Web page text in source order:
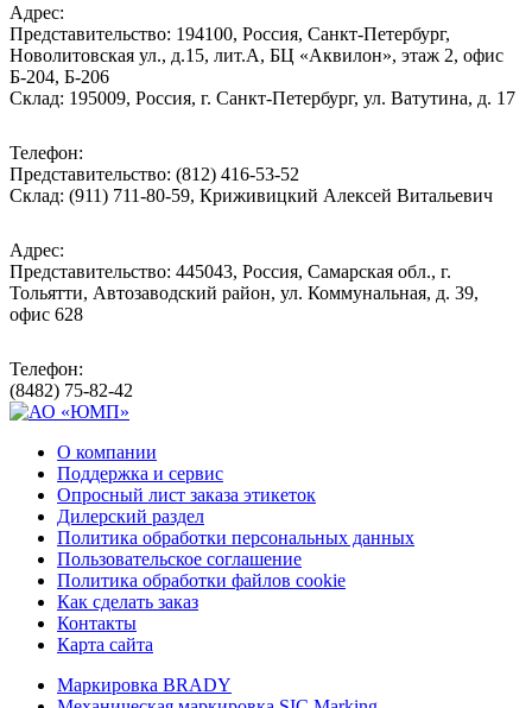
Адрес:
Представительство: 194100, Россия, Санкт-Петербург,
Новолитовская ул., д.15, лит.А, БЦ «Аквилон», этаж 2, офис
Б-204, Б-206
Склад: 195009, Россия, г. Санкт-Петербург, ул. Ватутина, д. 17
Телефон:
Представительство: (812) 416-53-52
Склад: (911) 711-80-59, Криживицкий Алексей Витальевич
Адрес:
Представительство: 445043, Россия, Самарская обл., г.
Тольятти, Автозаводский район, ул. Коммунальная, д. 39,
офис 628
Телефон:
(8482) 75-82-42
О компании
Поддержка и сервис
Опросный лист заказа этикеток
Дилерский раздел
Политика обработки персональных данных
Пользовательское соглашение
Политика обработки файлов cookie
Как сделать заказ
Контакты
Карта сайта
Маркировка BRADY